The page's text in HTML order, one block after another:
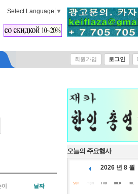
Select Language ▼
회원가입 로그인
이 날짜
오늘의 주요행사
2026 년 8 월